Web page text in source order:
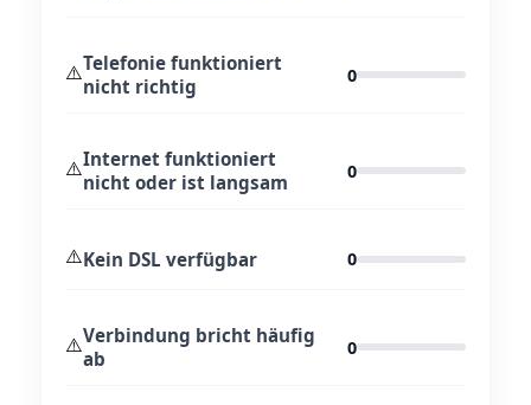
⚠️Telefonie funktioniert
nicht richtig
0
⚠️Internet funktioniert
nicht oder ist langsam
0
⚠️Kein DSL verfügbar 0
⚠️Verbindung bricht häufig
ab
0